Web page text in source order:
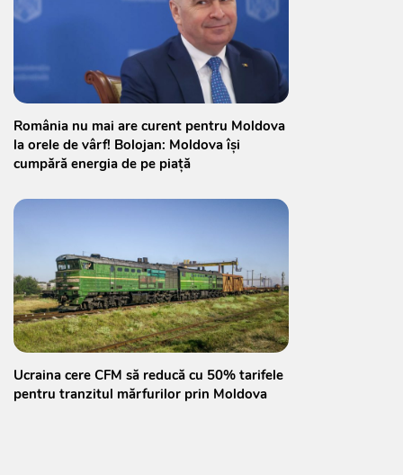
România nu mai are curent pentru Moldova
la orele de vârf! Bolojan: Moldova își
cumpără energia de pe piață
Ucraina cere CFM să reducă cu 50% tarifele
pentru tranzitul mărfurilor prin Moldova